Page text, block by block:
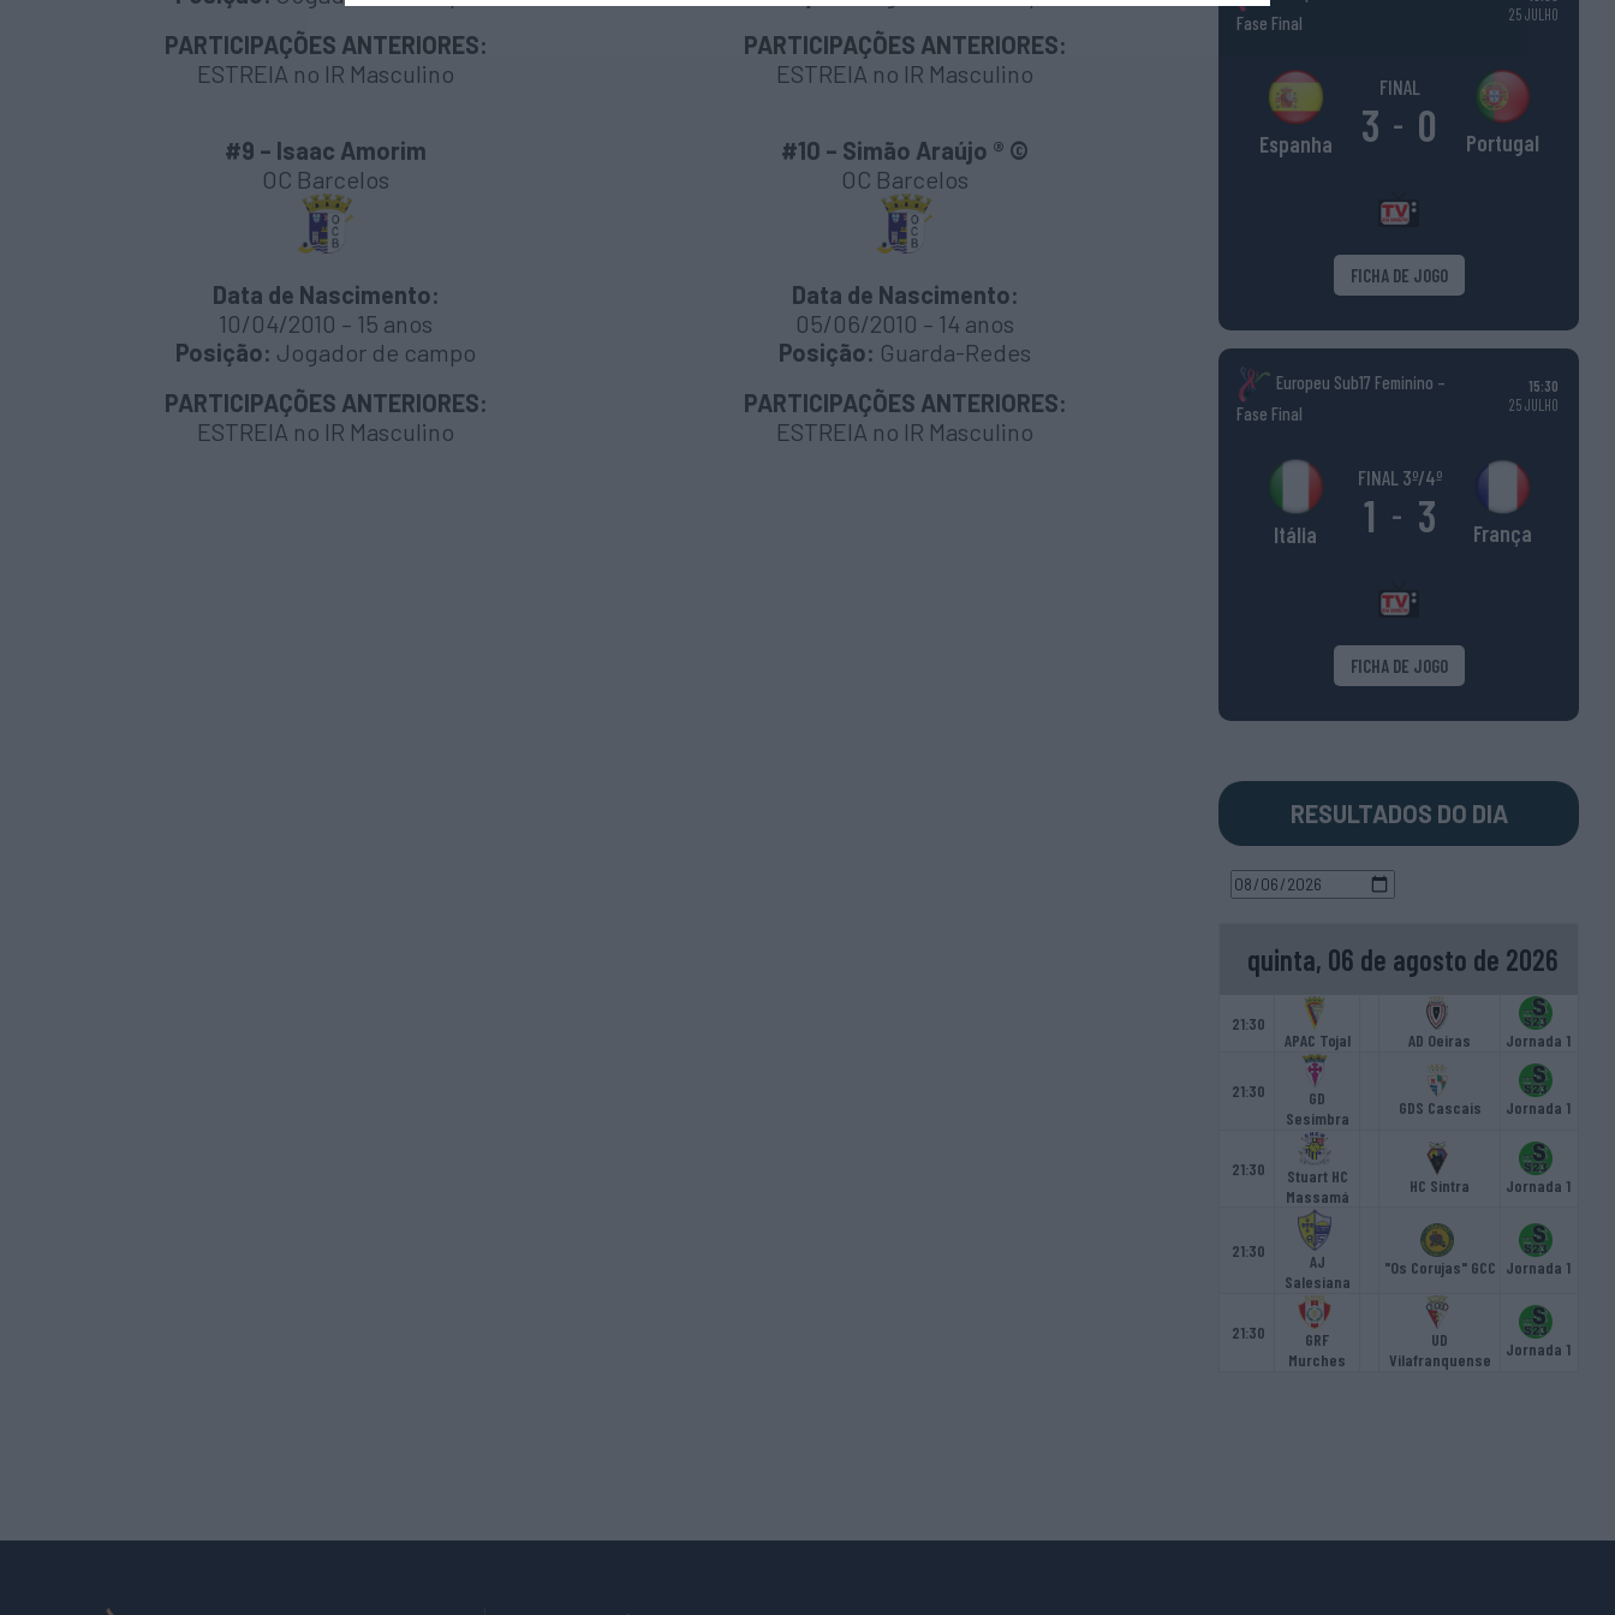
PARTICIPAÇÕES ANTERIORES:
ESTREIA no IR Masculino
PARTICIPAÇÕES ANTERIORES:
ESTREIA no IR Masculino
#9 – Isaac Amorim
OC Barcelos
Data de Nascimento:
10/04/2010 – 15 anos
Posição: Jogador de campo
PARTICIPAÇÕES ANTERIORES:
ESTREIA no IR Masculino
#10 – Simão Araújo ® ©
OC Barcelos
Data de Nascimento:
05/06/2010 – 14 anos
Posição: Guarda-Redes
PARTICIPAÇÕES ANTERIORES:
ESTREIA no IR Masculino
Fase Final
25 JULHO
Espanha
FINAL
3 - 0 Portugal
FICHA DE JOGO
Europeu Sub17 Feminino –
Fase Final
15:30
25 JULHO
Itália
FINAL 3º/4º
1 - 3 França
FICHA DE JOGO
RESULTADOS DO DIA
quinta, 06 de agosto de 2026
21:30
APAC Tojal
AD Oeiras Jornada 1
21:30
GD
Sesimbra
GDS Cascais Jornada 1
21:30
Stuart HC
Massamá
HC Sintra Jornada 1
21:30
AJ
Salesiana
"Os Corujas" GCC Jornada 1
21:30
GRF
Murches
UD
Vilafranquense
Jornada 1